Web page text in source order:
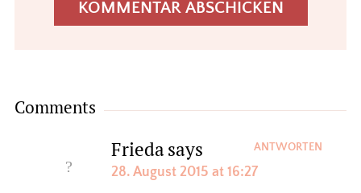
Comments
Friedasays
28. August 2015 at 16:27
ANTWORTEN